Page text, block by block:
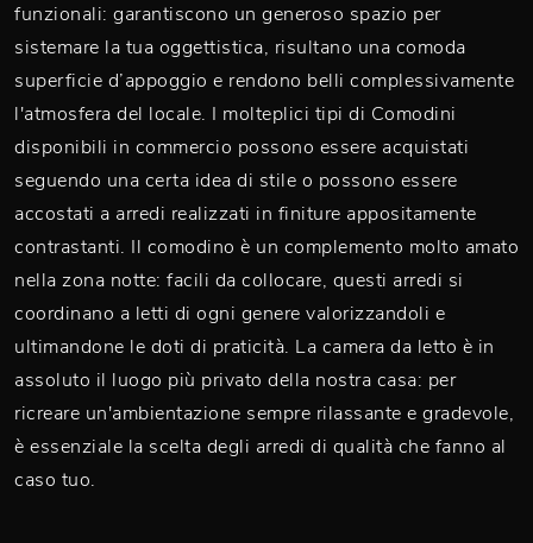
funzionali: garantiscono un generoso spazio per
sistemare la tua oggettistica, risultano una comoda
superficie d’appoggio e rendono belli complessivamente
l'atmosfera del locale. I molteplici tipi di Comodini
disponibili in commercio possono essere acquistati
seguendo una certa idea di stile o possono essere
accostati a arredi realizzati in finiture appositamente
contrastanti. Il comodino è un complemento molto amato
nella zona notte: facili da collocare, questi arredi si
coordinano a letti di ogni genere valorizzandoli e
ultimandone le doti di praticità. La camera da letto è in
assoluto il luogo più privato della nostra casa: per
ricreare un'ambientazione sempre rilassante e gradevole,
è essenziale la scelta degli arredi di qualità che fanno al
caso tuo.